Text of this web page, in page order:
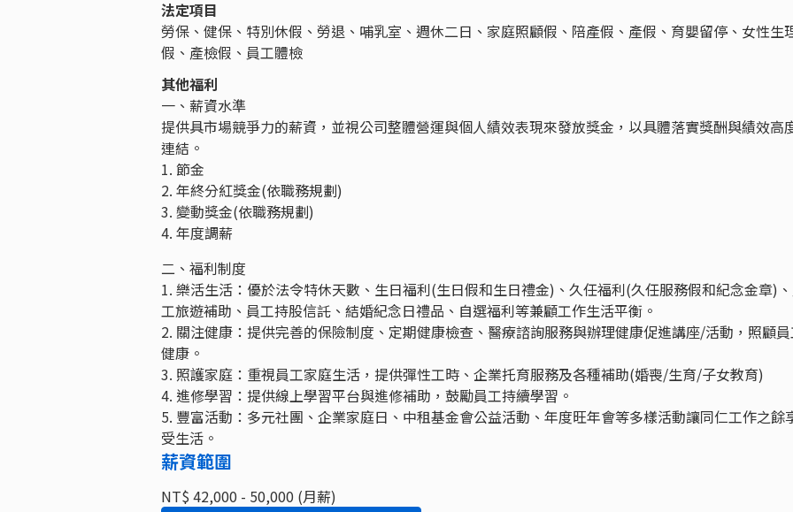
法定項目
勞保、健保、特別休假、勞退、哺乳室、週休二日、家庭照顧假、陪產假、產假、育嬰留停、女性生
假、產檢假、員工體檢
其他福利
一、薪資水準
提供具市場競爭力的薪資，並視公司整體營運與個人績效表現來發放獎金，以具體落實獎酬與績效高
連結。
1. 節金
2. 年終分紅獎金(依職務規劃)
3. 變動獎金(依職務規劃)
4. 年度調薪
二、福利制度
1. 樂活生活：優於法令特休天數、生日福利(生日假和生日禮金)、久任福利(久任服務假和紀念金章)
工旅遊補助、員工持股信託、結婚紀念日禮品、自選福利等兼顧工作生活平衡。
2. 關注健康：提供完善的保險制度、定期健康檢查、醫療諮詢服務與辦理健康促進講座/活動，照顧
健康。
3. 照護家庭：重視員工家庭生活，提供彈性工時、企業托育服務及各種補助(婚喪/生育/子女教育)
4. 進修學習：提供線上學習平台與進修補助，鼓勵員工持續學習。
5. 豐富活動：多元社團、企業家庭日、中租基金會公益活動、年度旺年會等多樣活動讓同仁工作之餘
受生活。
薪資範圍
NT$ 42,000 - 50,000 (月薪)